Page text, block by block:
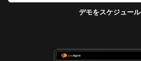
デモをスケジュール